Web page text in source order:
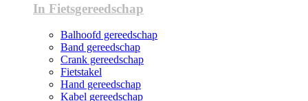
In Fietsgereedschap
Balhoofd gereedschap
Band gereedschap
Crank gereedschap
Fietstakel
Hand gereedschap
Kabel gereedschap